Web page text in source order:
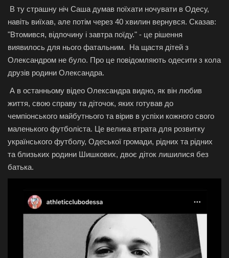
В ту страшну ніч Саша думав поїхати ночувати в Одесу,
навіть виїхав, але потім через 40 хвилин вернувся. Сказав:
"Втомився, відпочину і завтра поїду." - це рішення
виявилось для нього фатальним. На щастя дітей з
Олександром не було. Про це повідомляють одесити з кола
друзів родини Олександра.
А в останньому відео Олександра видно, як він любив
життя, свою справу та діточок, яких готував до
чемпіонського майбутнього та вірив в успіхи кожного свого
маленького футболіста. Це велика втрата для розвитку
українського футболу, Одеської громади, рідних та рідних
та близьких родини Шишкових, двоє діток лишилися без
батька.